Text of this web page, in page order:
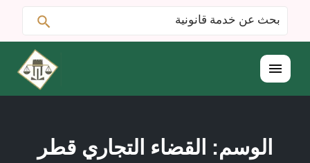
البحث
عن:
القائمة
الوسم: القضاء التجاري قطر